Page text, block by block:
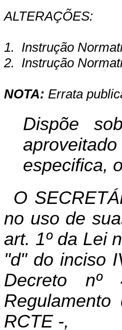
ALTERAÇÕES:
1. Instrução
2. Instrução
NOTA: Errata
Dispõe
especifica,
O
no uso de
art. 1º da Lei
"d" do inciso
Decreto
RCTE -,